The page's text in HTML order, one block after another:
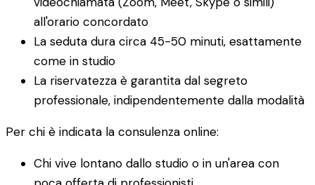
all'orario concordato
La seduta dura circa 45-50 minuti, esattamente
come in studio
La riservatezza è garantita dal segreto
professionale, indipendentemente dalla modalità
Per chi è indicata la consulenza online:
Chi vive lontano dallo studio o in un'area con